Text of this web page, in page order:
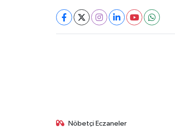
Nöbetçi Eczaneler